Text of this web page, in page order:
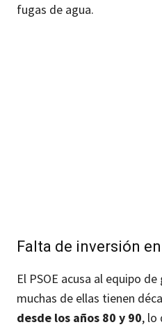
fugas de agua.
Falta de inversión
El PSOE acusa al equipo
muchas de ellas tienen
desde los años 80 y 90, lo